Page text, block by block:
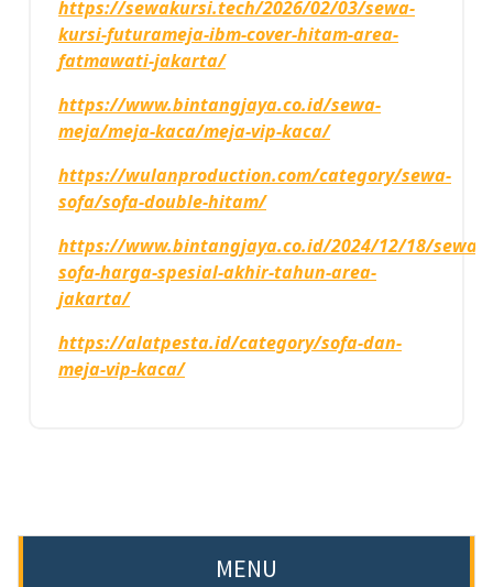
https://sewakursi.tech/2026/02/03/sewa-
kursi-futurameja-ibm-cover-hitam-area-
fatmawati-jakarta/
https://www.bintangjaya.co.id/sewa-
meja/meja-kaca/meja-vip-kaca/
https://wulanproduction.com/category/sewa-
sofa/sofa-double-hitam/
https://www.bintangjaya.co.id/2024/12/18/sewa-
sofa-harga-spesial-akhir-tahun-area-
jakarta/
https://alatpesta.id/category/sofa-dan-
meja-vip-kaca/
MENU